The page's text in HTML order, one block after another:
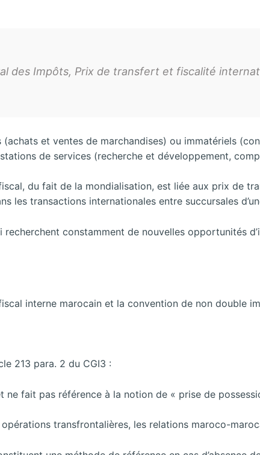
des Impôts, Prix de transfert et fiscalité
et ventes de marchandises) ou immatériels
de services (recherche et développement,
du fait de la mondialisation, est liée aux prix de
les transactions internationales entre succursales
constamment de nouvelles opportunités
interne marocain et la convention de non double
213 para. 2 du CGI3 :
fait pas référence à la notion de « prise de
transfrontalières, les relations maroco-